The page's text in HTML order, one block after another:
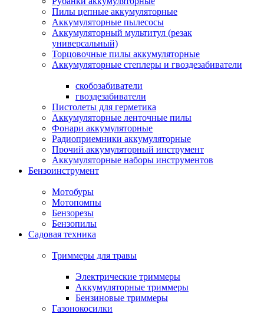
Пилы цепные аккумуляторные
Аккумуляторные пылесосы
Аккумуляторный мультитул (резак
универсальный)
Торцовочные пилы аккумуляторные
Аккумуляторные степлеры и гвоздезабиватели
скобозабиватели
гвоздезабиватели
Пистолеты для герметика
Аккумуляторные ленточные пилы
Фонари аккумуляторные
Радиоприемники аккумуляторные
Прочий аккумуляторный инструмент
Аккумуляторные наборы инструментов
Бензоинструмент
Мотобуры
Мотопомпы
Бензорезы
Бензопилы
Садовая техника
Триммеры для травы
Электрические триммеры
Аккумуляторные триммеры
Бензиновые триммеры
Газонокосилки